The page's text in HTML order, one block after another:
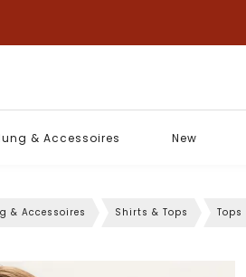
& Accessoires New
& Accessoires Shirts & Tops Tops